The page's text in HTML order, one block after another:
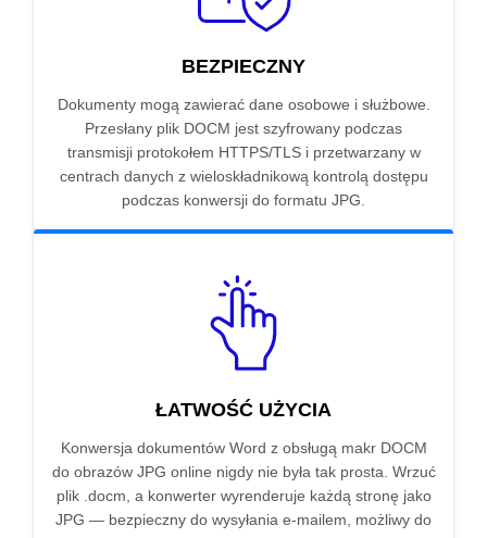
BEZPIECZNY
Dokumenty mogą zawierać dane osobowe i służbowe.
Przesłany plik DOCM jest szyfrowany podczas
transmisji protokołem HTTPS/TLS i przetwarzany w
centrach danych z wieloskładnikową kontrolą dostępu
podczas konwersji do formatu JPG.
ŁATWOŚĆ UŻYCIA
Konwersja dokumentów Word z obsługą makr DOCM
do obrazów JPG online nigdy nie była tak prosta. Wrzuć
plik .docm, a konwerter wyrenderuje każdą stronę jako
JPG — bezpieczny do wysyłania e-mailem, możliwy do